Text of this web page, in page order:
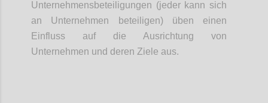
Unternehmensbeteiligungen (jeder kann sich
an Unternehmen beteiligen) üben einen
Einfluss aufdie Ausrichtung von
Unternehmen und deren Ziele aus.